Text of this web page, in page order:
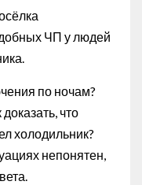
ЧП у людей
по ночам?
что
холодильник?
непонятен,